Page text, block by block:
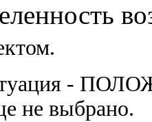
-
не выбрано.